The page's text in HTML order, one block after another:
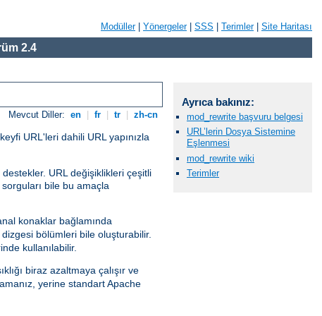
Modüller| Yönergeler| SSS Terimler| Site Haritası
2.4
Mevcut Diller: en fr tr zh-cn
URL'leri dahili URL yapınızla
destekler. URL değişiklikleri çeşitli
bile bu amaçla
konaklar bağlamında
bölümleri bile oluşturabilir.
kullanılabilir.
biraz azaltmaya çalışır ve
yerine standart Apache
Ayrıca bakınız:
mod_rewrite başvuru belgesi
URL’lerin Dosya Sistemine
Eşlenmesi
mod_rewrite wiki
Terimler